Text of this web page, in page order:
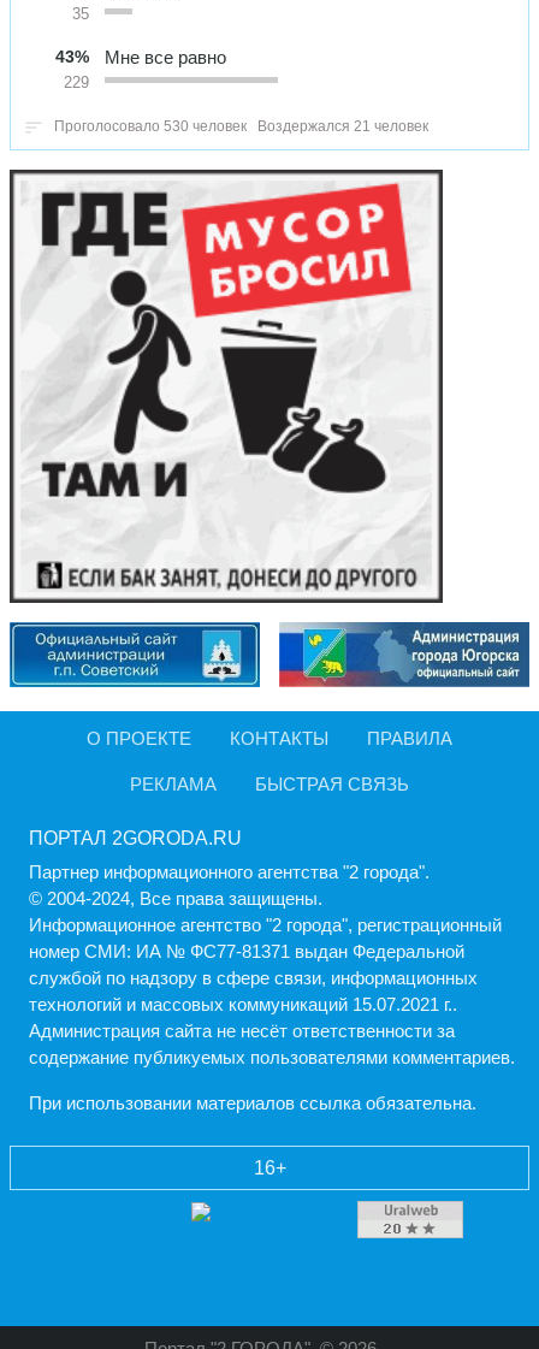
35
43%
229
Мне все равно
Проголосовало 530 человек Воздержался 21 человек
О ПРОЕКТЕ КОНТАКТЫ ПРАВИЛА
РЕКЛАМА БЫСТРАЯ СВЯЗЬ
ПОРТАЛ 2GORODA.RU
Партнер информационного агентства "2 города".
© 2004-2024, Все права защищены.
Информационное агентство "2 города", регистрационный
номер СМИ: ИА № ФС77-81371 выдан Федеральной
службой по надзору в сфере связи, информационных
технологий и массовых коммуникаций 15.07.2021 г..
Администрация cайта не несёт ответственности за
содержание публикуемых пользователями комментариев.
При использовании материалов ссылка обязательна.
16+